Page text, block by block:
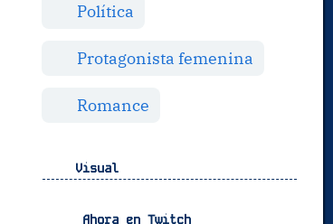
Política
Protagonista femenina
Romance
Visual
Ahora en Twitch